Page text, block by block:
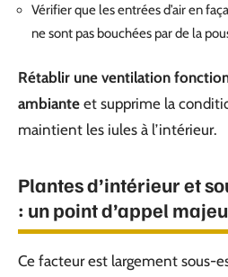
Vérifier que les entrées d’air en
ne sont pas bouchées par de la
Rétablir une ventilation
ambiante et supprime la
maintient les iules à l’intérieur.
Plantes d’intérieur et
: un point d’appel
Ce facteur est largement sous-